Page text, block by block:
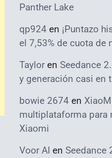
Panther Lake
qp924 en ¡Puntazo
el 7,53% de cuota de
Taylor en Seedance
y generación casi en
bowie 2674 en
multiplataforma para
Xiaomi
Voor AI en Seedance